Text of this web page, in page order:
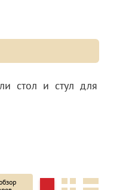
стол и стул для